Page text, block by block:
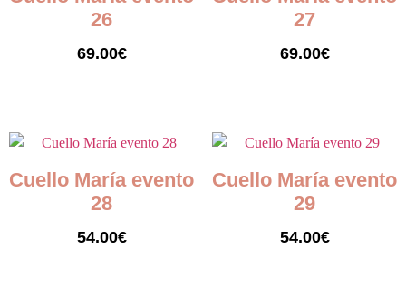
26
69.00€
27
69.00€
Cuello María evento
28
54.00€
Cuello María evento
29
54.00€